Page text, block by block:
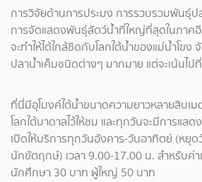
การวิจัยด้านการประมง การรวบรวมพันธุ์ป
การจัดแสดงพันธุ์สัตว์น้ำที่ใหญ่ที่สุดในภาคอี
จะทำให้ได้ใกล้ชิดกับโลกใต้น้ำของแม่น้ำโข
ปลาน้ำเค็มชนิดต่างๆ มากมาย แต่จะเน้นไป
ที่นี่มีอุโมงค์ใต้น้ำขนาดความยาวหลายสิบเ
โลกใต้บาดาลไว้ให้ชม และทุกวันจะมีการแสด
เปิดให้บริการทุกวันอังคาร-วันอาทิตย์ (หยุ
นักขัตฤกษ์) เวลา 9.00-17.00 น. สำหรับค่า
นักศึกษา 30 บาท ผู้ใหญ่ 50 บาท